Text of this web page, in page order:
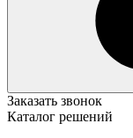
Заказать звонок
Каталог решений